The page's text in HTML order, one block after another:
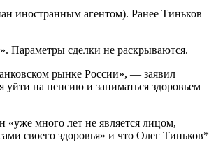
иностранным агентом). Ранее Тиньков
Параметры сделки не раскрываются.
рынке России», — заявил
на пенсию и заниматься здоровьем
«уже много лет не является лицом,
своего здоровья» и что Олег Тиньков*